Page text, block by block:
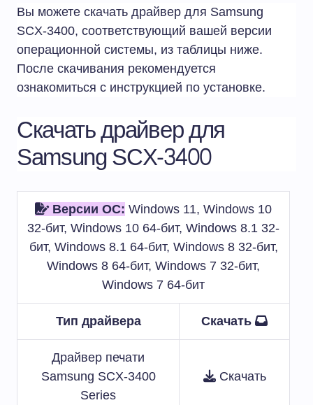
Вы можете скачать драйвер для Samsung
SCX-3400, соответствующий вашей версии
операционной системы, из таблицы ниже.
После скачивания рекомендуется
ознакомиться с инструкцией по установке.
Скачать драйвер для
Samsung SCX-3400
Версии ОС: Windows 11, Windows 10
32-бит, Windows 10 64-бит, Windows 8.1 32-
бит, Windows 8.1 64-бит, Windows 8 32-бит,
Windows 8 64-бит, Windows 7 32-бит,
Windows 7 64-бит
Тип драйвера Скачать
Драйвер печати
Samsung SCX-3400
Series
Скачать